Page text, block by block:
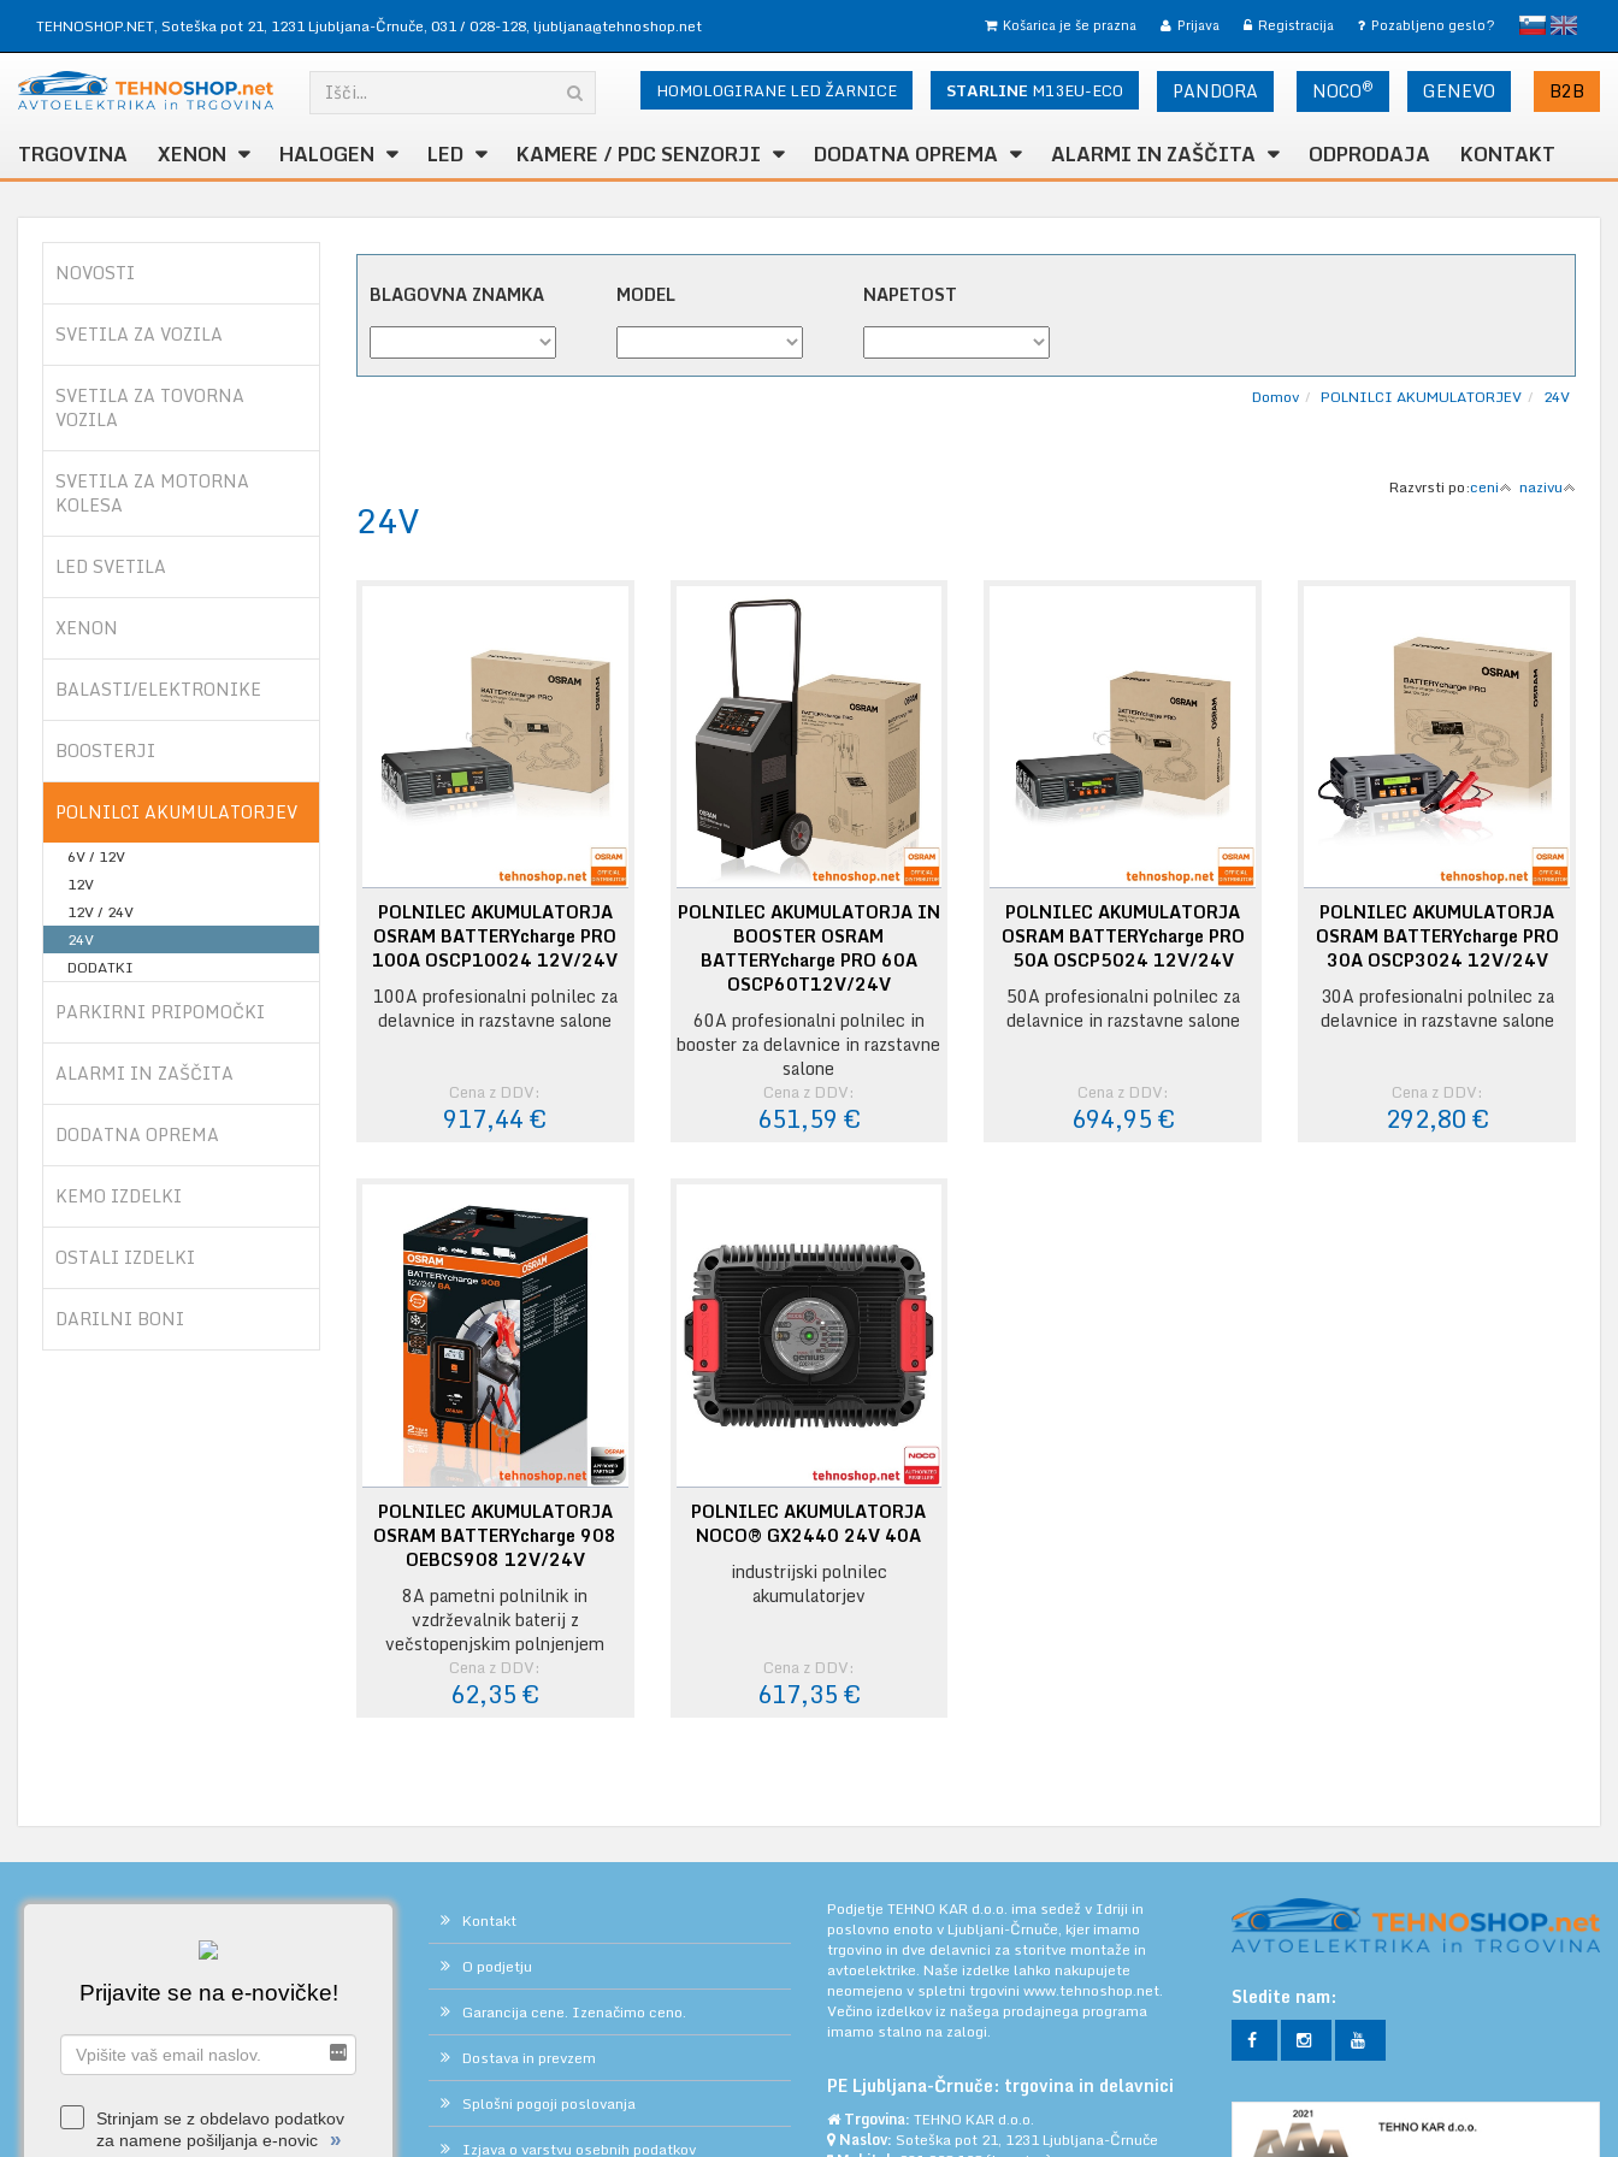
TEHNOSHOP.NET, Soteška pot 21, 1231 Ljubljana-Črnuče, 031 / 028-128, ljubljana@tehnoshop.net slovensko
English
Prijava Registracija Pozabljeno geslo?
Košarica je še prazna
PANDORA NOCO® GENEVO B2B
STARLINE M13EU-ECO
HOMOLOGIRANE LED ŽARNICE
TRGOVINA XENON HALOGEN LED KAMERE / PDC SENZORJI DODATNA OPREMA ALARMI IN ZAŠČITA ODPRODAJA KONTAKT
NOVOSTI
SVETILA ZA VOZILA
SVETILA ZA TOVORNA
VOZILA
SVETILA ZA MOTORNA
KOLESA
LED SVETILA
XENON
BALASTI/ELEKTRONIKE
BOOSTERJI
POLNILCI AKUMULATORJEV
6V / 12V
12V
12V / 24V
24V
DODATKI
PARKIRNI PRIPOMOČKI
ALARMI IN ZAŠČITA
DODATNA OPREMA
KEMO IZDELKI
OSTALI IZDELKI
DARILNI BONI
BLAGOVNA ZNAMKA MODEL NAPETOST
Domov POLNILCI AKUMULATORJEV 24V
Razvrsti po:ceni nazivu
24V
POLNILEC AKUMULATORJA
OSRAM BATTERYcharge PRO
100A OSCP10024 12V/24V
100A profesionalni polnilec za
delavnice in razstavne salone
Cena z DDV:
917,44 €
POLNILEC AKUMULATORJA IN
BOOSTER OSRAM
BATTERYcharge PRO 60A
OSCP60T12V/24V
60A profesionalni polnilec in
booster za delavnice in razstavne
salone
Cena z DDV:
651,59 €
POLNILEC AKUMULATORJA
OSRAM BATTERYcharge PRO
50A OSCP5024 12V/24V
50A profesionalni polnilec za
delavnice in razstavne salone
Cena z DDV:
694,95 €
POLNILEC AKUMULATORJA
OSRAM BATTERYcharge PRO
30A OSCP3024 12V/24V
30A profesionalni polnilec za
delavnice in razstavne salone
Cena z DDV:
292,80 €
POLNILEC AKUMULATORJA
OSRAM BATTERYcharge 908
OEBCS908 12V/24V
8A pametni polnilnik in
vzdrževalnik baterij z
večstopenjskim polnjenjem
Cena z DDV:
62,35 €
POLNILEC AKUMULATORJA
NOCO® GX2440 24V 40A
industrijski polnilec
akumulatorjev
Cena z DDV:
617,35 €
Prijavite se na e-novičke!
Strinjam se z obdelavo podatkov
za namene pošiljanja e-novic
»
Kontakt
O podjetju
Garancija cene. Izenačimo ceno.
Dostava in prevzem
Splošni pogoji poslovanja
Izjava o varstvu osebnih podatkov
Podjetje TEHNO KAR d.o.o. ima sedež v Idriji in
poslovno enoto v Ljubljani-Črnuče, kjer imamo
trgovino in dve delavnici za storitve montaže in
avtoelektrike. Naše izdelke lahko nakupujete
neomejeno v spletni trgovini www.tehnoshop.net.
Večino izdelkov iz našega prodajnega programa
imamo stalno na zalogi.
PE Ljubljana-Črnuče: trgovina in delavnici
Trgovina: TEHNO KAR d.o.o.
Naslov: Soteška pot 21, 1231 Ljubljana-Črnuče
Sledite nam: